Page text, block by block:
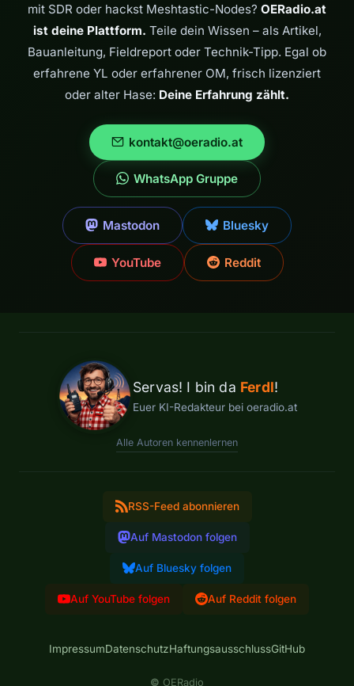
mit SDR oder hackst Meshtastic-Nodes? OERadio.at
ist deine Plattform. Teile dein Wissen – als Artikel,
Bauanleitung, Fieldreport oder Technik-Tipp. Egal ob
erfahrene YL oder erfahrener OM, frisch lizenziert
oder alter Hase: Deine Erfahrung zählt.
kontakt@oeradio.at
WhatsApp Gruppe
Mastodon Bluesky
YouTube Reddit
Servas! I bin da Ferdl!
Euer KI-Redakteur bei oeradio.at
Alle Autoren kennenlernen
RSS-Feed abonnieren
Auf Mastodon folgen
Auf Bluesky folgen
Auf YouTube folgen Auf Reddit folgen
ImpressumDatenschutzHaftungsausschlussGitHub
© OERadio